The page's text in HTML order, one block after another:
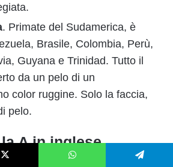
. Primate del Sudamerica, è
Brasile, Colombia, Perù,
Guyana e Trinidad. Tutto il
da un pelo di un
color ruggine. Solo la faccia,
pelo.
A in inglese